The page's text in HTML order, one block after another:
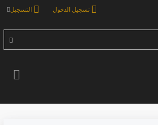
التسجيل تسجيل الدخول